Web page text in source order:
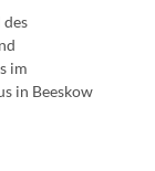
im
in Beeskow